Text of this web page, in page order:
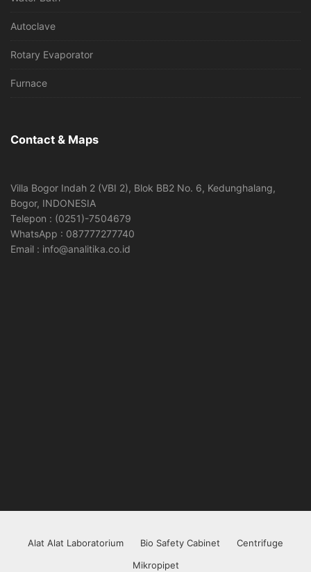
Autoclave
Rotary Evaporator
Furnace
Contact & Maps
Villa Bogor Indah 2 (VBI 2), Blok BB2 No. 6, Kedunghalang,
Bogor, INDONESIA
Telepon : (0251)-7504679
WhatsApp : 087777277740
Email : info@analitika.co.id
Alat Alat Laboratorium Bio Safety Cabinet
Centrifuge
Mikropipet